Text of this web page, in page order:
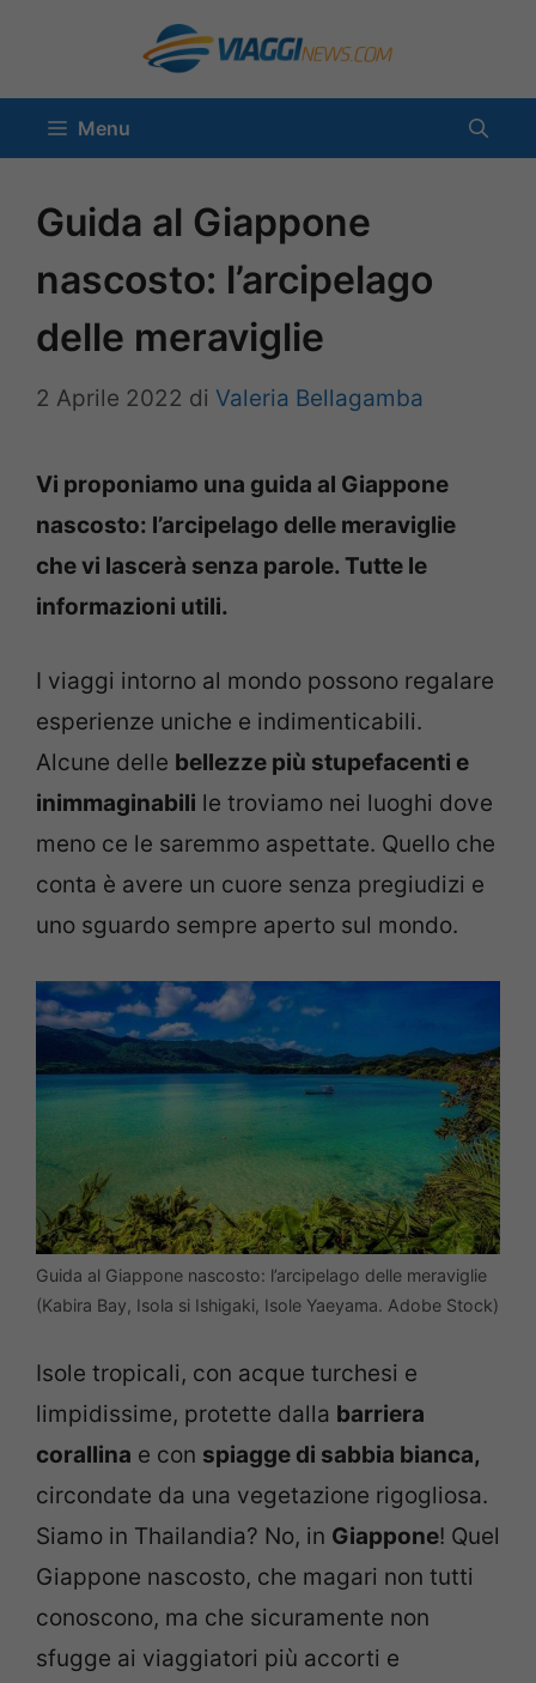
contenuto
Menu
Guida al Giappone
nascosto: l’arcipelago
delle meraviglie
2 Aprile 2022 di Valeria Bellagamba
Vi proponiamo una guida al Giappone
nascosto: l’arcipelago delle meraviglie
che vi lascerà senza parole. Tutte le
informazioni utili.
I viaggi intorno al mondo possono regalare
esperienze uniche e indimenticabili.
Alcune delle bellezze più stupefacenti e
inimmaginabili le troviamo nei luoghi dove
meno ce le saremmo aspettate. Quello che
conta è avere un cuore senza pregiudizi e
uno sguardo sempre aperto sul mondo.
Guida al Giappone nascosto: l’arcipelago delle meraviglie
(Kabira Bay, Isola si Ishigaki, Isole Yaeyama. Adobe Stock)
Isole tropicali, con acque turchesi e
limpidissime, protette dalla barriera
corallina e con spiagge di sabbia bianca,
circondate da una vegetazione rigogliosa.
Siamo in Thailandia? No, in Giappone! Quel
Giappone nascosto, che magari non tutti
conoscono, ma che sicuramente non
sfugge ai viaggiatori più accorti e